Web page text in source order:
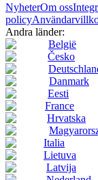
NyheterOm oss
policy
Andra länder:
België
Česko
Danmark
Eesti
France
Hrvatska
Italia
Lietuva
Latvija